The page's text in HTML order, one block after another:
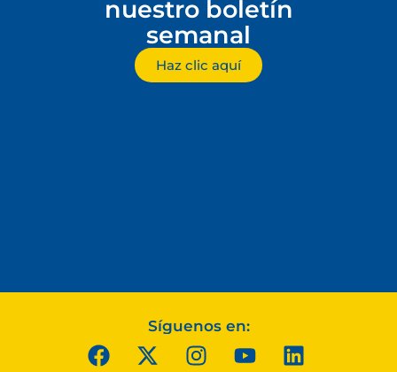
nuestro boletín
semanal
Haz clic aquí
Síguenos en: